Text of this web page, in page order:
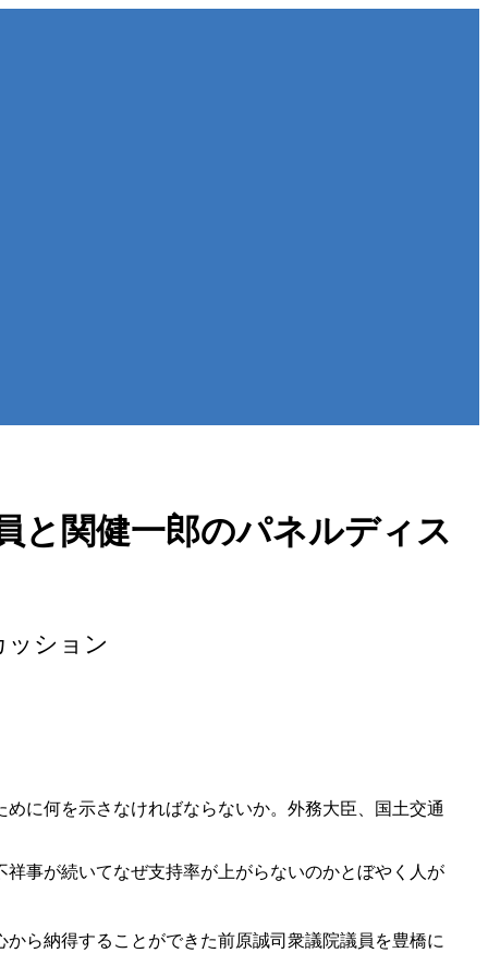
と関健一郎のパネルディス
ション
に何を示さなければならないか。外務大臣、国土交通
事が続いてなぜ支持率が上がらないのかとぼやく人が
ら納得することができた前原誠司衆議院議員を豊橋に